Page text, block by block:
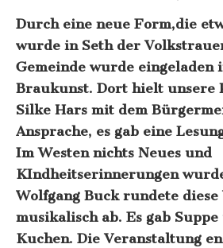
Durch eine neue Form,die
wurde in Seth der
Gemeinde wurde eingeladen
Braukunst. Dort hielt unsere
Silke Hars mit dem
Ansprache, es gab eine
Im Westen nichts Neues und
KIndheitserinnerungen
Wolfgang Buck rundete
musikalisch ab. Es gab
Kuchen. Die Veranstaltung